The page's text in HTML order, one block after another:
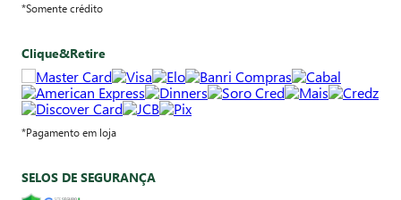
*Somente crédito
Clique&Retire
*Pagamento em loja
SELOS DE SEGURANÇA